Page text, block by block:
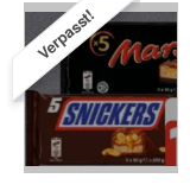
Verpasst!